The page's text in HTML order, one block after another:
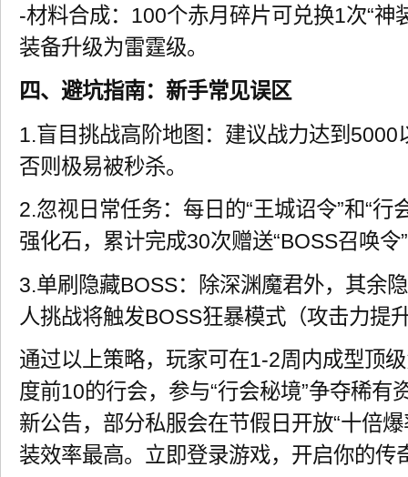
-材料合成：100个赤月碎片可兑换1次“神
装备升级为雷霆级。
四、避坑指南：新手常见误区
1.盲目挑战高阶地图：建议战力达到5000
否则极易被秒杀。
2.忽视日常任务：每日的“王城诏令”和“行
强化石，累计完成30次赠送“BOSS召唤令
3.单刷隐藏BOSS：除深渊魔君外，其余
人挑战将触发BOSS狂暴模式（攻击力提
通过以上策略，玩家可在1-2周内成型顶
度前10的行会，参与“行会秘境”争夺稀有
新公告，部分私服会在节假日开放“十倍
装效率最高。立即登录游戏，开启你的传